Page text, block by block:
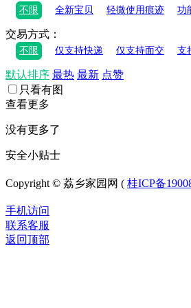
不限 全新宝贝 轻微使用痕迹 功
交易方式：
不限 仅支持快递 仅支持面交 支
默认排序 最热 最新 点赞
只看有图
查看更多
没有更多了
安全小贴士
Copyright © 荔乡家园网 ( 桂ICP备
手机访问
联系客服
返回顶部